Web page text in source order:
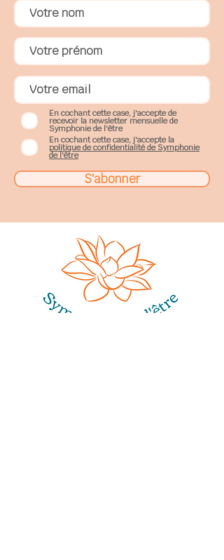
En cochant cette case, j'accepte de
recevoir la newsletter mensuelle de
Symphonie de l'être
En cochant cette case, j'accepte la
politique de confidentialité de Symphonie
de l'être
S'abonner